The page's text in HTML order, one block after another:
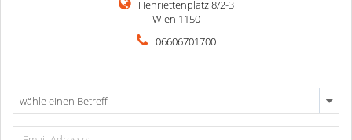
Henriettenplatz 8/2-3
Wien 1150
06606701700
wähle einen Betreff